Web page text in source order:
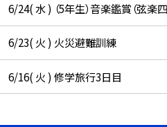
6/24( 水 ) （5年生）音楽鑑賞（弦楽四
6/23( 火 ) 火災避難訓練
6/16( 火 ) 修学旅行3日目